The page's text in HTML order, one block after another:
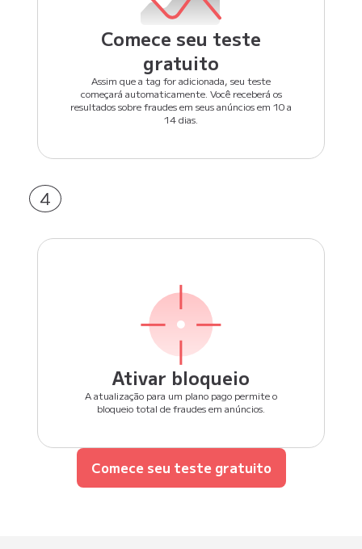
4
Comece seu teste
gratuito
Assim que a tag for adicionada, seu teste
começará automaticamente. Você receberá os
resultados sobre fraudes em seus anúncios em 10 a
14 dias.
Ativar bloqueio
A atualização para um plano pago permite o
bloqueio total de fraudes em anúncios.
Comece seu teste gratuito